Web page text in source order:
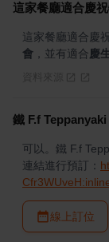
這家餐廳適合慶
這家餐廳適合慶
會 ，並有適合 慶
鐵 F.f
可以。鐵 F.f
連結進行預訂：
線上訂位